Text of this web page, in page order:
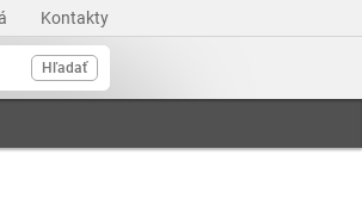
Kontakty
Hľadať